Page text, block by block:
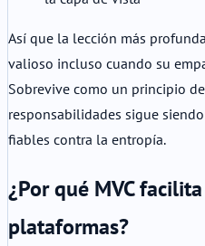
Así que la lección más
valioso incluso cuando su
Sobrevive como un principio
responsabilidades sigue
fiables contra la entropía.
¿Por qué MVC
plataformas?